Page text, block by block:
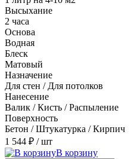
Высыхание
2 часа
Основа
Водная
Блеск
Матовый
Назначение
Для стен / Для потолков
Нанесение
Валик / Кисть / Распыление
Поверхность
Бетон / Штукатурка / Кирпич
1 544 ₽ / шт
В корзину